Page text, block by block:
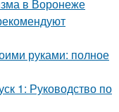
в Воронеже
руками: полное
1: Руководство по